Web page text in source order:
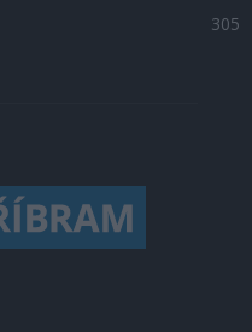
305